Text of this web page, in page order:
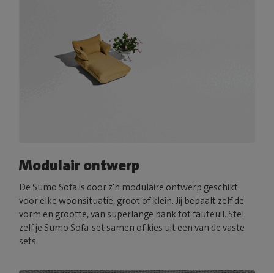
Modulair ontwerp
De Sumo Sofa is door z'n modulaire ontwerp geschikt
voor elke woonsituatie, groot of klein. Jij bepaalt zelf de
vorm en grootte, van superlange bank tot fauteuil. Stel
zelf je Sumo Sofa-set samen of kies uit een van de vaste
sets.